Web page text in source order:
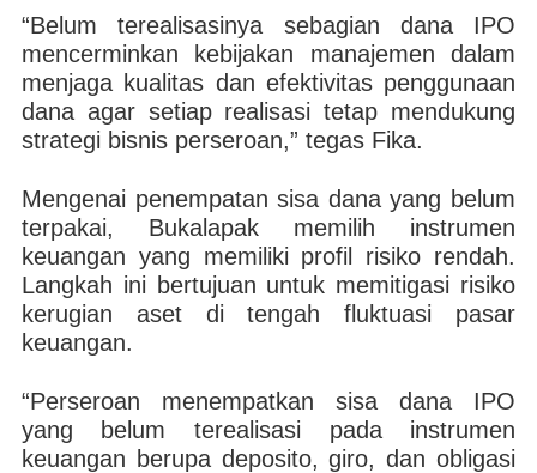
“Belum terealisasinya sebagian dana IPO
mencerminkan kebijakan manajemen dalam
menjaga kualitas dan efektivitas penggunaan
dana agar setiap realisasi tetap mendukung
strategi bisnis perseroan,” tegas Fika.
Mengenai penempatan sisa dana yang belum
terpakai, Bukalapak memilih instrumen
keuangan yang memiliki profil risiko rendah.
Langkah ini bertujuan untuk memitigasi risiko
kerugian aset di tengah fluktuasi pasar
keuangan.
“Perseroan menempatkan sisa dana IPO
yang belum terealisasi pada instrumen
keuangan berupa deposito, giro, dan obligasi